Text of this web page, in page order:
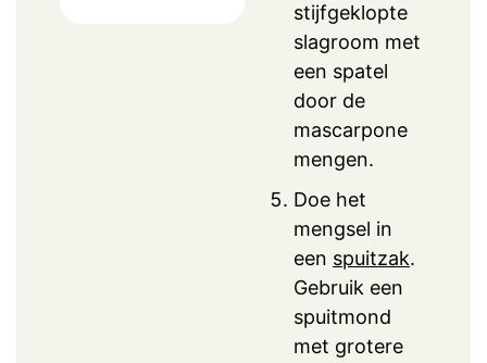
stijfgeklopte
slagroom met
een spatel
door de
mascarpone
mengen.
Doe het
mengsel in
een spuitzak.
Gebruik een
spuitmond
met grotere